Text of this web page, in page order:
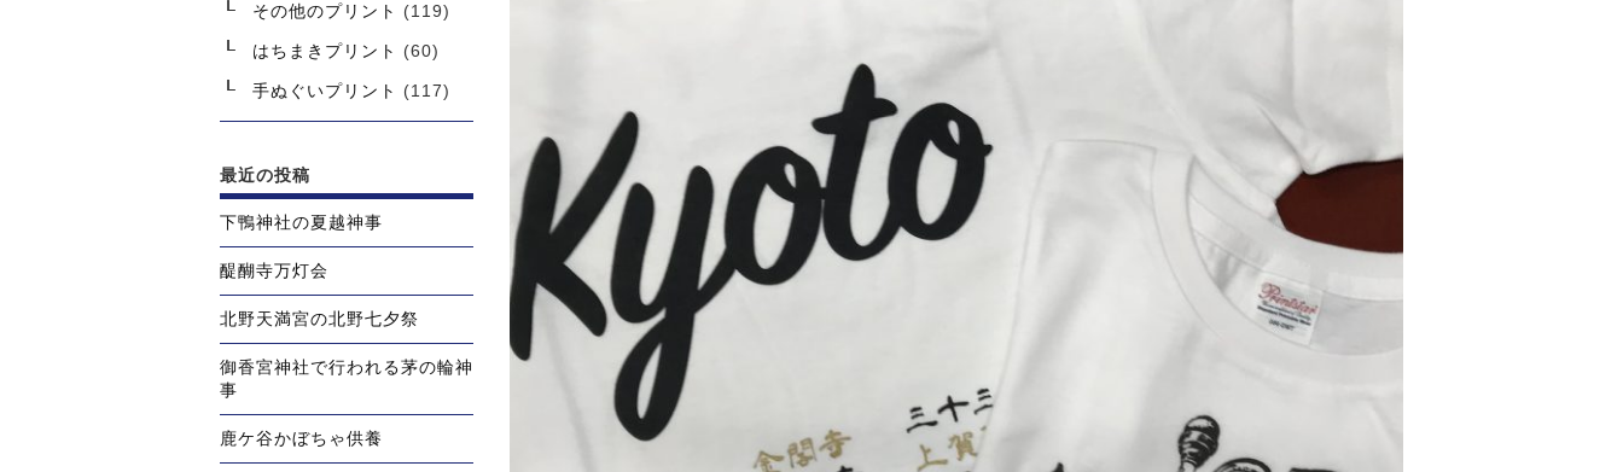
その他のプリント (119)
はちまきプリント (60)
手ぬぐいプリント (117)
最近の投稿
下鴨神社の夏越神事
醍醐寺万灯会
北野天満宮の北野七夕祭
御香宮神社で行われる茅の輪神
事
鹿ケ谷かぼちゃ供養